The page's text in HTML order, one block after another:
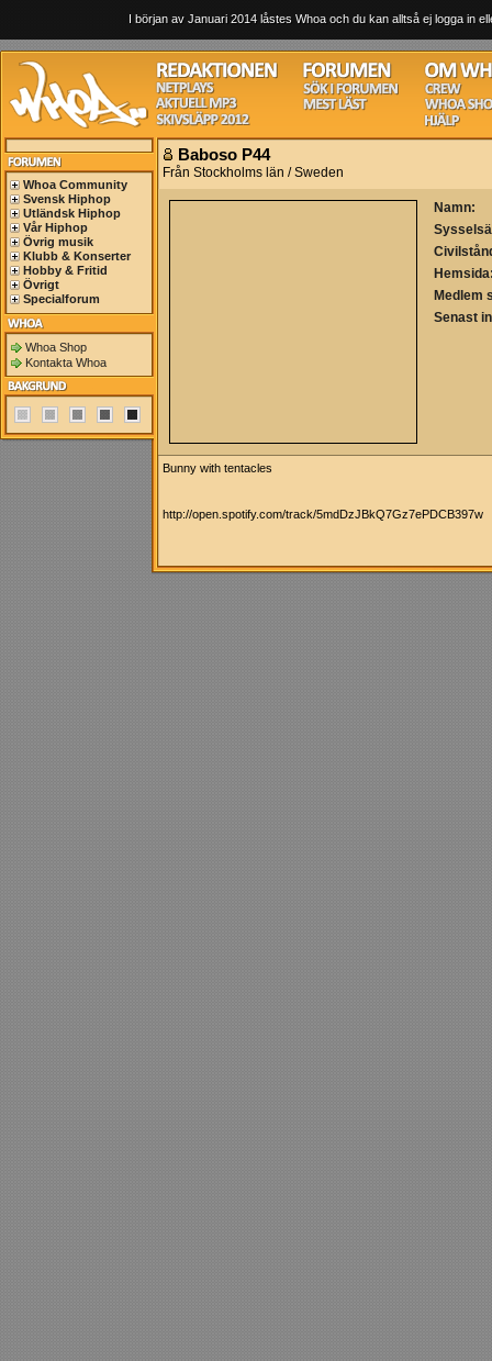
I början av Januari 2014 låstes Whoa och du kan alltså ej logga in
Whoa Community
Svensk Hiphop
Utländsk Hiphop
Vår Hiphop
Övrig musik
Klubb & Konserter
Hobby & Fritid
Övrigt
Specialforum
Whoa Shop
Kontakta Whoa
Baboso P44
Från Stockholms län / Sweden
Namn:
Medlem
Senast
Bunny with tentacles
http://open.spotify.com/track/5mdDzJBkQ7Gz7ePDCB397w